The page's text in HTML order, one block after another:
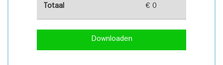
Totaal € 0
Downloaden